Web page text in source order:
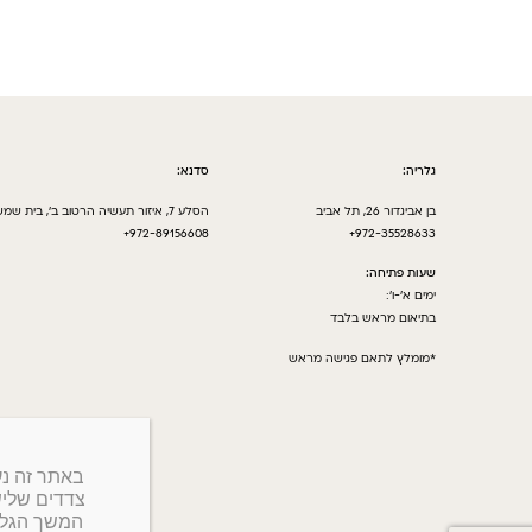
גלריה:
בן אביגדור 26, תל אביב
972-35528633+
שעות פתיחה:
ימים א’-ו’:
בתיאום מראש בלבד
*מומלץ לתאם פגישה מראש
סדנא:
הסלע 7, איזור תעשיה הרטוב ב’, בית שמש
972-89156608+
צדדים
המשך